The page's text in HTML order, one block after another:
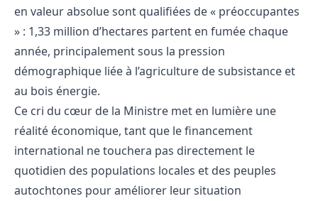
en valeur absolue sont qualifiées de « préoccupantes
» : 1,33 million d’hectares partent en fumée chaque
année, principalement sous la pression
démographique liée à l’agriculture de subsistance et
au bois énergie.
Ce cri du cœur de la Ministre met en lumière une
réalité économique, tant que le financement
international ne touchera pas directement le
quotidien des populations locales et des peuples
autochtones pour améliorer leur situation